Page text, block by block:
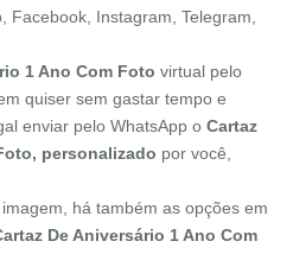
Facebook, Instagram, Telegram,
1 Ano Com Foto virtual pelo
quiser sem gastar tempo e
enviar pelo WhatsApp o Cartaz
personalizado por você,
há também as opções em
De Aniversário 1 Ano Com